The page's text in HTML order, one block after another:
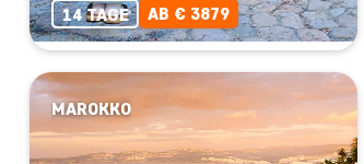
14 TAGE AB € 3879
MAROKKO